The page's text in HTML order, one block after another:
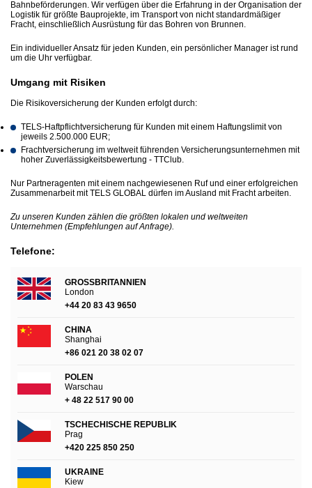
Bahnbeförderungen. Wir verfügen über die Erfahrung in der Organisation der
Logistik für größte Bauprojekte, im Transport von nicht standardmäßiger
Fracht, einschließlich Ausrüstung für das Bohren von Brunnen.
Ein individueller Ansatz für jeden Kunden, ein persönlicher Manager ist rund
um die Uhr verfügbar.
Umgang mit Risiken
Die Risikoversicherung der Kunden erfolgt durch:
TELS-Haftpflichtversicherung für Kunden mit einem Haftungslimit von
jeweils 2.500.000 EUR;
Frachtversicherung im weltweit führenden Versicherungsunternehmen mit
hoher Zuverlässigkeitsbewertung - TTClub.
Nur Partneragenten mit einem nachgewiesenen Ruf und einer erfolgreichen
Zusammenarbeit mit TELS GLOBAL dürfen im Ausland mit Fracht arbeiten.
Zu unseren Kunden zählen die größten lokalen und weltweiten
Unternehmen (Empfehlungen auf Anfrage).
Telefone:
GROSSBRITANNIEN
London
+44 20 83 43 9650
CHINA
Shanghai
+86 021 20 38 02 07
POLEN
Warschau
+ 48 22 517 90 00
TSCHECHISCHE REPUBLIK
Prag
+420 225 850 250
UKRAINE
Kiew